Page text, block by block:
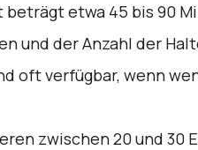
beträgt etwa 45 bis 90
und der Anzahl der
oft verfügbar, wenn
zwischen 20 und 30